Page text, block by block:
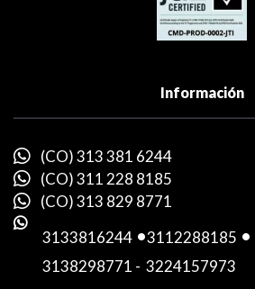
Información
(CO) 313 381 6244
(CO) 311 228 8185
(CO) 313 829 8771
3133816244 -3112288185 -
3138298771 - 3224157973